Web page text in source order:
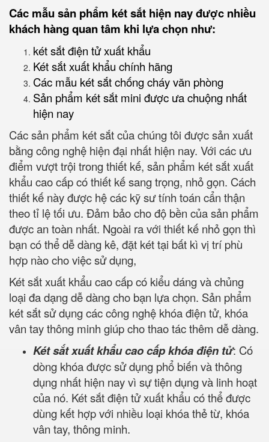
Các mẫu sản phẩm két sắt hiện nay được nhiều
khách hàng quan tâm khi lựa chọn như:
két sắt điện tử xuất khẩu
Két sắt xuất khẩu chính hãng
Các mẫu két sắt chống cháy văn phòng
Sản phẩm két sắt mini được ưa chuộng nhất
hiện nay
Các sản phẩm két sắt của chúng tôi được sản xuất
bằng công nghệ hiện đại nhất hiện nay. Với các ưu
điểm vượt trội trong thiết kế, sản phẩm két sắt xuất
khẩu cao cấp có thiết kế sang trọng, nhỏ gọn. Cách
thiết kế này được hệ các kỹ sư tính toán cẩn thận
theo tỉ lệ tối ưu. Đảm bảo cho độ bền của sản phẩm
được an toàn nhất. Ngoài ra với thiết kế nhỏ gọn thì
bạn có thể dễ dàng kê, đặt két tại bất kì vị trí phù
hợp nào cho việc sử dụng,
Két sắt xuất khẩu cao cấp có kiểu dáng và chủng
loại đa dạng dễ dàng cho bạn lựa chọn. Sản phẩm
két sắt sử dụng các công nghệ khóa điện tử, khóa
vân tay thông minh giúp cho thao tác thêm dễ dàng.
Két sắt xuất khẩu cao cấp khóa điện tử: Có
dòng khóa được sử dụng phổ biến và thông
dụng nhất hiện nay vì sự tiện dụng và linh hoạt
của nó. Két sắt điện tử xuất khẩu có thể được
dùng kết hợp với nhiều loại khóa thẻ từ, khóa
vân tay, thông minh.